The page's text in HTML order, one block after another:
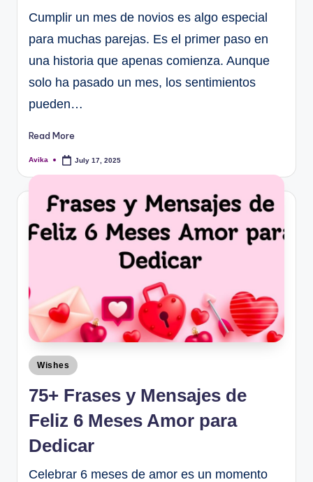
Cumplir un mes de novios es algo especial
para muchas parejas. Es el primer paso en
una historia que apenas comienza. Aunque
solo ha pasado un mes, los sentimientos
pueden…
Read More
Avika July 17, 2025
Wishes
75+ Frases y Mensajes de
Feliz 6 Meses Amor para
Dedicar
Celebrar 6 meses de amor es un momento